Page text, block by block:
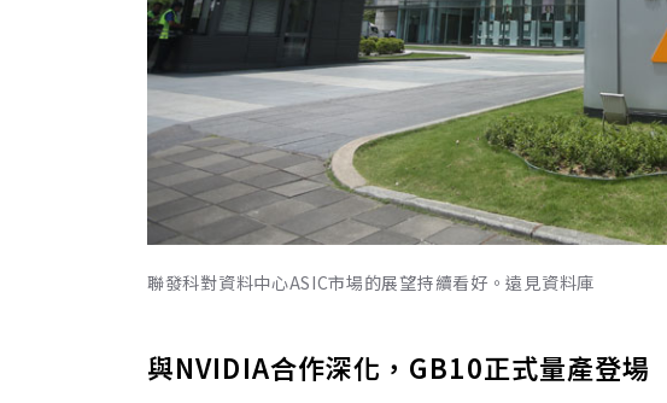
聯發科對資料中心ASIC市場的展望持續看好。遠見資料庫
與NVIDIA合作深化，GB10正式量產登場